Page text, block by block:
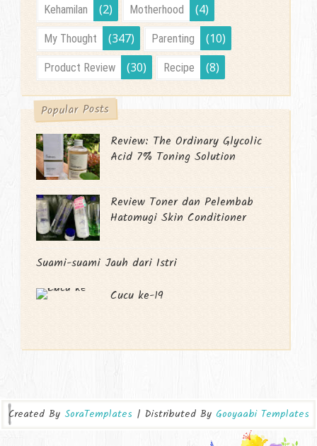
Kehamilan (2) Motherhood (4)
My Thought (347) Parenting (10)
Product Review (30) Recipe (8)
Popular Posts
Review: The Ordinary Glycolic
Acid 7% Toning Solution
Review Toner dan Pelembab
Hatomugi Skin Conditioner
Suami-suami Jauh dari Istri
Cucu ke-19
Created By SoraTemplates | Distributed By Gooyaabi Templates